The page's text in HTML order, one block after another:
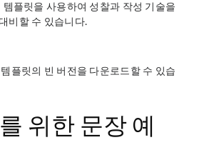
템플릿을 사용하여 성찰과 작성 기술을
비할 수 있습니다.
플릿의 빈 버전을 다운로드할 수 있습
위한 문장 예